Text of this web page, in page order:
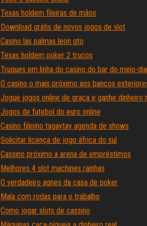
Texas holdem fileiras de mãos
Download grátis de novos jogos de slot
Casino las palmas leon gto
Texas holdem poker 2 trucos
Truques em linha do casino do bar do meio-dia
O casino o mais próximo aos bancos
Jogue jogos online de graça e ganhe dinheiro
Jogos de futebol do euro online
Casino filipino tagaytay agenda de shows
Solicitar licença de jogo áfrica do sul
Cassino próximo a arena de empréstimos
Melhores 4 slot machines rainhas
O verdadeiro agnes da casa de poker
Mala com rodas para o trabalho
Como jogar slots de cassino